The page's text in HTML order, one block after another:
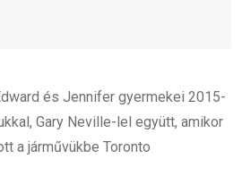
és Jennifer gyermekei 2015-
Gary Neville-lel együtt, amikor
a járművükbe Toronto